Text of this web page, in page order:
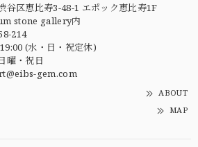
谷区恵比寿3-48-1 エポック恵比寿1F
stone gallery内
214
(水・日・祝定休)
曜・祝日
gem.com
ABOUT
MAP